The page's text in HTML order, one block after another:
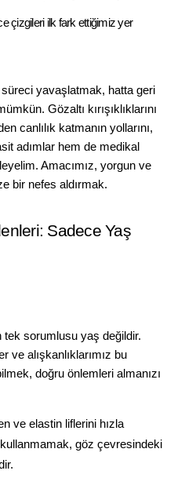
çizgileri ilk fark ettiğimiz yer
süreci yavaşlatmak, hatta geri
Gözaltı kırışıklıklarını
canlılık katmanın yollarını,
adımlar hem de medikal
Amacımız, yorgun ve
bir nefes aldırmak.
Sadece Yaş
sorumlusu yaş değildir.
ve alışkanlıklarımız bu
doğru önlemleri almanızı
ve elastin liflerini hızla
göz çevresindeki